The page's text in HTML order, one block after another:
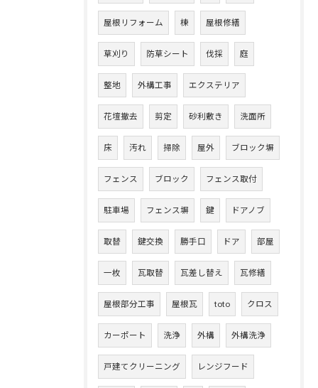
屋根リフォーム 棟 屋根修繕
草刈り 防草シート 伐採 庭
整地 外構工事 エクステリア
花壇撤去 剪定 砂利敷き 洗面所
床 汚れ 掃除 屋外 ブロック塀
フェンス ブロック フェンス取付
駐車場 フェンス塀 鍵 ドアノブ
取替 鍵交換 勝手口 ドア 部屋
一枚 瓦取替 瓦差し替え 瓦修繕
屋根部分工事 屋根瓦 toto クロス
カーポート 洗浄 外構 外構洗浄
戸建てクリーニング レンジフード